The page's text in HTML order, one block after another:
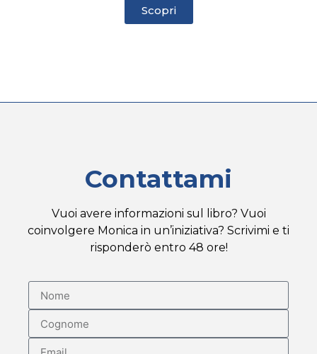
Scopri
Contattami
Vuoi avere informazioni sul libro? Vuoi
coinvolgere Monica in un’iniziativa? Scrivimi e ti
risponderò entro 48 ore!